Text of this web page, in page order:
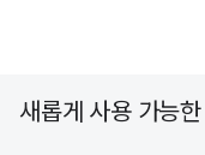
새롭게 사용 가능